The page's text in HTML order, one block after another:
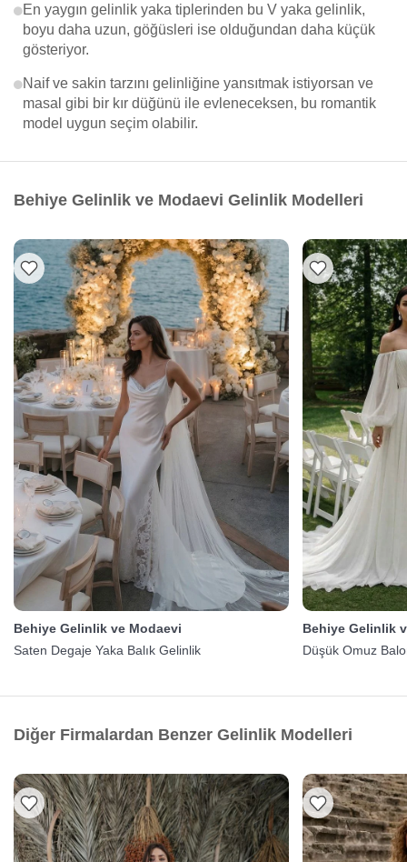
En yaygın gelinlik yaka tiplerinden bu V yaka gelinlik,
boyu daha uzun, göğüsleri ise olduğundan daha küçük
gösteriyor.
Naif ve sakin tarzını gelinliğine yansıtmak istiyorsan ve
masal gibi bir kır düğünü ile evleneceksen, bu romantik
model uygun seçim olabilir.
Behiye Gelinlik ve Modaevi Gelinlik Modelleri
Behiye Gelinlik ve Modaevi
Saten Degaje Yaka Balık Gelinlik
Behiye Gelinlik
Düşük Omuz
Diğer Firmalardan Benzer Gelinlik Modelleri